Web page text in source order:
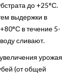
до +25°С.
выдержки в
в течение 5-
сливают.
урожая
(от общей